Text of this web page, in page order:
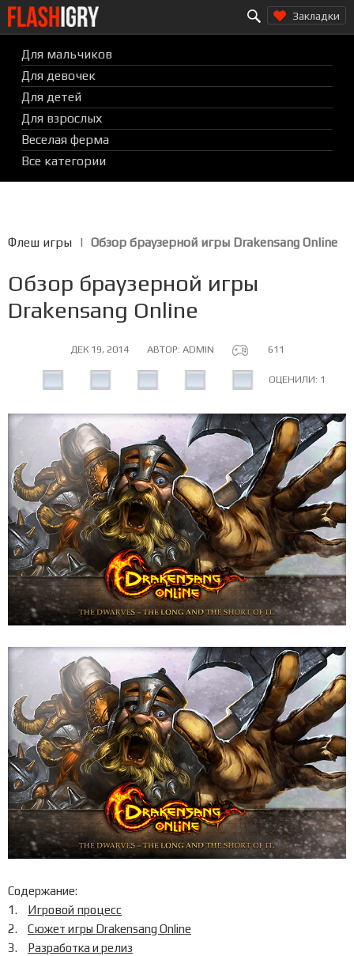
Перейти
содержимому
Search for:
Закладки
Для мальчиков
Для девочек
Для детей
Для взрослых
Веселая ферма
Все категории
Флеш игры | Обзор браузерной игры Drakensang Online
Обзор браузерной игры
Drakensang Online
ОПУБЛИКОВАНО
ДЕК 19, 2014 АВТОР: ADMIN 611
ОЦЕНИЛИ: 1
Содержание:
Игровой процесс
Сюжет игры Drakensang Online
Разработка и релиз